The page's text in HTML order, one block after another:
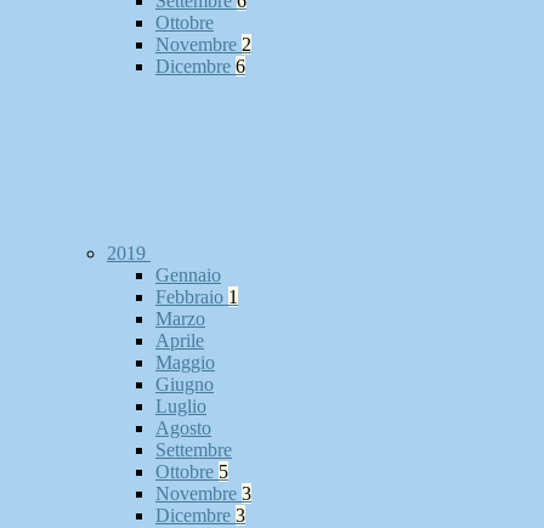
Ottobre
Novembre 2
Dicembre 6
2019
Gennaio
Febbraio 1
Marzo
Aprile
Maggio
Giugno
Luglio
Agosto
Settembre
Ottobre 5
Novembre 3
Dicembre 3